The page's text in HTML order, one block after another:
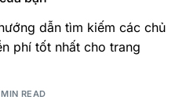
dẫn tìm kiếm các chủ
phí tốt nhất cho trang
READ